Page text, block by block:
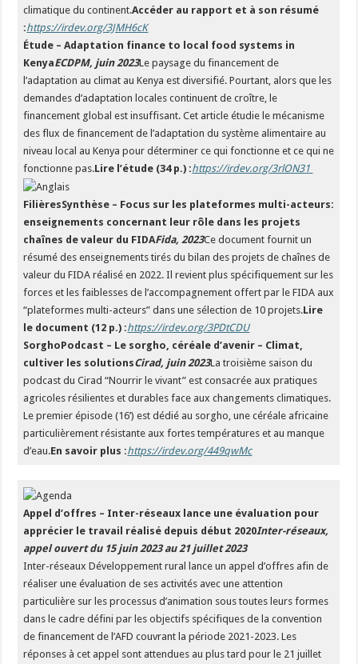
climatique du continent.Accéder au rapport et à son résumé
:https://irdev.org/3JMH6cK
Étude – Adaptation finance to local food systems in
KenyaECDPM, juin 2023Le paysage du financement de
l’adaptation au climat au Kenya est diversifié. Pourtant, alors que les
demandes d’adaptation locales continuent de croître, le
financement global est insuffisant. Cet article étudie le mécanisme
des flux de financement de l’adaptation du système alimentaire au
niveau local au Kenya pour déterminer ce qui fonctionne et ce qui ne
fonctionne pas.Lire l’étude (34 p.) :https://irdev.org/3rlON31
FilièresSynthèse – Focus sur les plateformes multi-acteurs:
enseignements concernant leur rôle dans les projets
chaînes de valeur du FIDAFida, 2023Ce document fournit un
résumé des enseignements tirés du bilan des projets de chaînes de
valeur du FIDA réalisé en 2022. Il revient plus spécifiquement sur les
forces et les faiblesses de l’accompagnement offert par le FIDA aux
“plateformes multi-acteurs” dans une sélection de 10 projets.Lire
le document (12 p.) :https://irdev.org/3PDtCDU
SorghoPodcast – Le sorgho, céréale d’avenir – Climat,
cultiver les solutionsCirad, juin 2023La troisième saison du
podcast du Cirad “Nourrir le vivant” est consacrée aux pratiques
agricoles résilientes et durables face aux changements climatiques.
Le premier épisode (16’) est dédié au sorgho, une céréale africaine
particulièrement résistante aux fortes températures et au manque
d’eau.En savoir plus :https://irdev.org/449qwMc
Appel d’offres – Inter-réseaux lance une évaluation pour
apprécier le travail réalisé depuis début 2020Inter-réseaux,
appel ouvert du 15 juin 2023 au 21 juillet 2023
Inter-réseaux Développement rural lance un appel d’offres afin de
réaliser une évaluation de ses activités avec une attention
particulière sur les processus d’animation sous toutes leurs formes
dans le cadre défini par les objectifs spécifiques de la convention
de financement de l’AFD couvrant la période 2021-2023. Les
réponses à cet appel sont attendues au plus tard pour le 21 juillet